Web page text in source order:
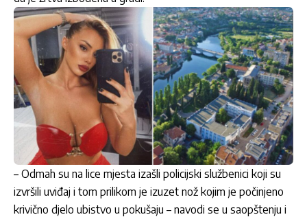
– Odmah su na lice mjesta izašli policijski službenici koji su
izvršili uviđaj i tom prilikom je izuzet nož kojim je počinjeno
krivično djelo ubistvo u pokušaju – navodi se u saopštenju i